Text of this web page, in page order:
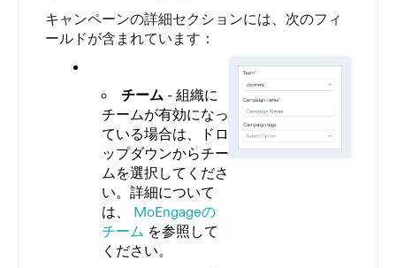
キャンペーンの詳細セクションには、次のフィ
ールドが含まれています：
チーム - 組織に
チームが有効になっ
ている場合は、ドロ
ップダウンからチー
ムを選択してくださ
い。詳細について
は、 MoEngageの
チーム を参照して
ください。